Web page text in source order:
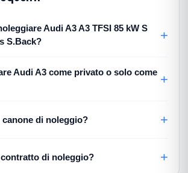
Audi A3 A3 TFSI 85 kW S
S.Back?
Audi A3 come privato o solo come
di noleggio?
di noleggio?